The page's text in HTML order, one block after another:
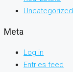
Uncategorized
Meta
Log in
Entries feed